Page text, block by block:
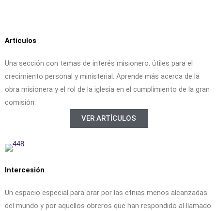
Artículos
Una sección con temas de interés misionero, útiles para el
crecimiento personal y ministerial. Aprende más acerca de la
obra misionera y el rol de la iglesia en el cumplimiento de la gran
comisión.
VER ARTÍCULOS
Intercesión
Un espacio especial para orar por las etnias menos alcanzadas
del mundo y por aquellos obreros que han respondido al llamado